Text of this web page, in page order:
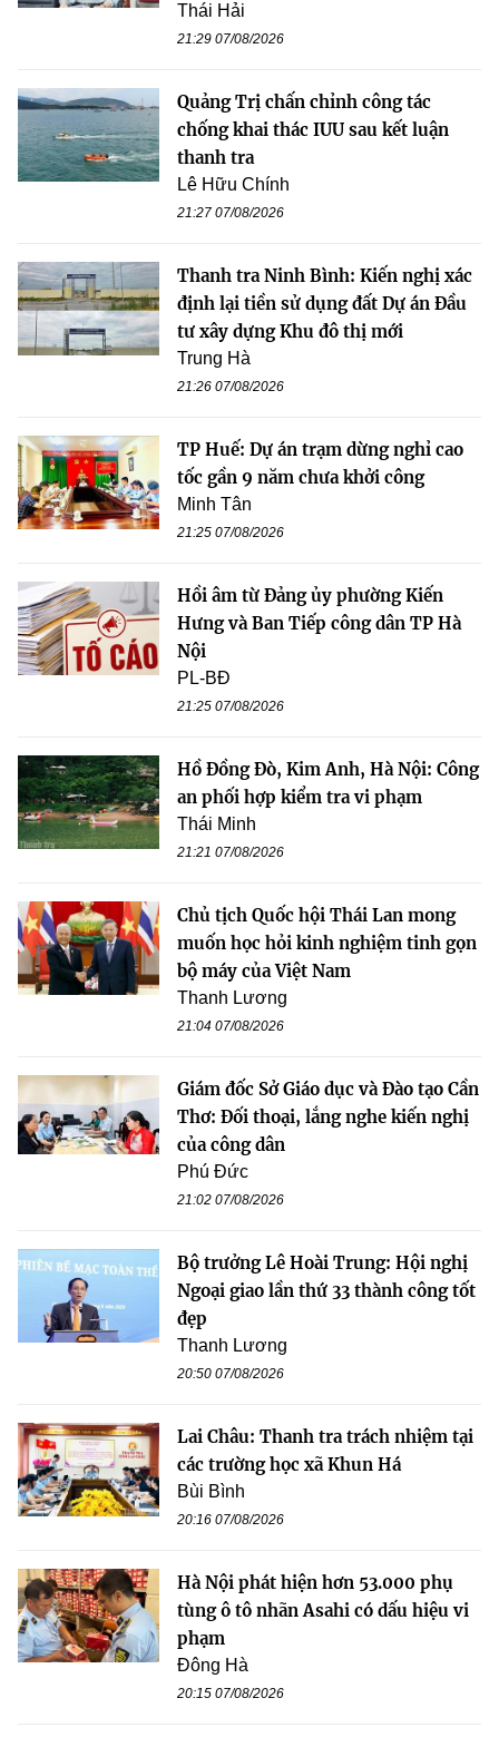
Thái Hải
21:29 07/08/2026
Quảng Trị chấn chỉnh công tác
chống khai thác IUU sau kết luận
thanh tra
Lê Hữu Chính
21:27 07/08/2026
Thanh tra Ninh Bình: Kiến nghị xác
định lại tiền sử dụng đất Dự án Đầu
tư xây dựng Khu đô thị mới
Trung Hà
21:26 07/08/2026
TP Huế: Dự án trạm dừng nghỉ cao
tốc gần 9 năm chưa khởi công
Minh Tân
21:25 07/08/2026
Hồi âm từ Đảng ủy phường Kiến
Hưng và Ban Tiếp công dân TP Hà
Nội
PL-BĐ
21:25 07/08/2026
Hồ Đồng Đò, Kim Anh, Hà Nội: Công
an phối hợp kiểm tra vi phạm
Thái Minh
21:21 07/08/2026
Chủ tịch Quốc hội Thái Lan mong
muốn học hỏi kinh nghiệm tinh gọn
bộ máy của Việt Nam
Thanh Lương
21:04 07/08/2026
Giám đốc Sở Giáo dục và Đào tạo Cần
Thơ: Đối thoại, lắng nghe kiến nghị
của công dân
Phú Đức
21:02 07/08/2026
Bộ trưởng Lê Hoài Trung: Hội nghị
Ngoại giao lần thứ 33 thành công tốt
đẹp
Thanh Lương
20:50 07/08/2026
Lai Châu: Thanh tra trách nhiệm tại
các trường học xã Khun Há
Bùi Bình
20:16 07/08/2026
Hà Nội phát hiện hơn 53.000 phụ
tùng ô tô nhãn Asahi có dấu hiệu vi
phạm
Đông Hà
20:15 07/08/2026